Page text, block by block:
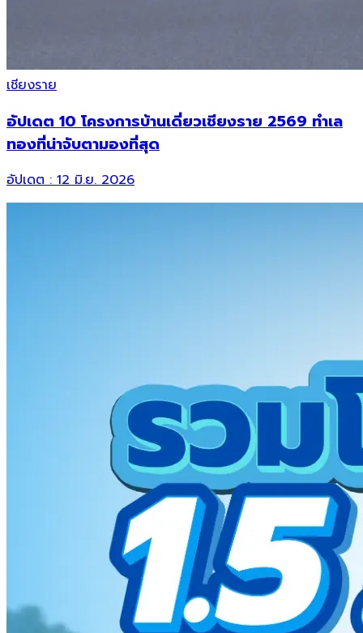
เชียงราย
อัปเดต 10 โครงการบ้านเดี่ยวเชียงราย 2569 ทำเล
ทองที่น่าจับตามองที่สุด
อัปเดต :12 มิ.ย. 2026